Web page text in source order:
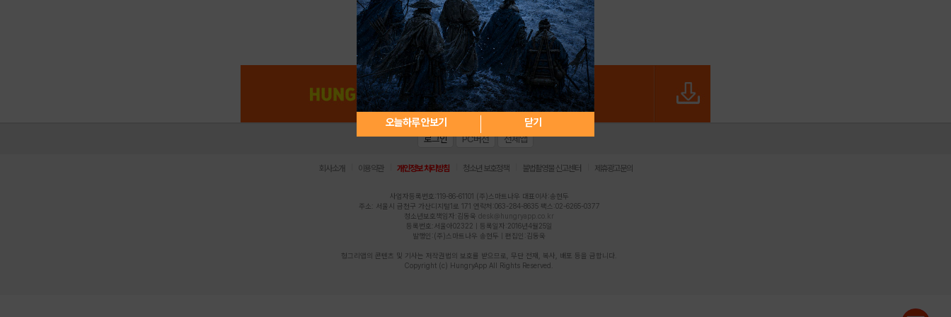
아이디 / 비밀번호 찾기 회원가입
오늘하루 안보기 닫기
로그인 PC버전 전체앱
회사소개 이용약관 개인정보 처리방침 청소년 보호정책 불법촬영물 신고센터 제휴광고문의
사업자등록번호:119-86-61101 (주)스마트나우 대표이사:송현두
주소: 서울시 금천구 가산디지털1로 171 연락처:063-284-8635 팩스:02-6265-0377
청소년보호책임자:김동욱 desk@hungryapp.co.kr
등록번호:서울아02322 | 등록일자:2016년4월25일
발행인:(주)스마트나우 송현두 | 편집인:김동욱
헝그리앱의 콘텐츠 및 기사는 저작권법의 보호를 받으므로, 무단 전재, 복사, 배포 등을 금합니다.
Copyright (c) HungryApp All Rights Reserved.